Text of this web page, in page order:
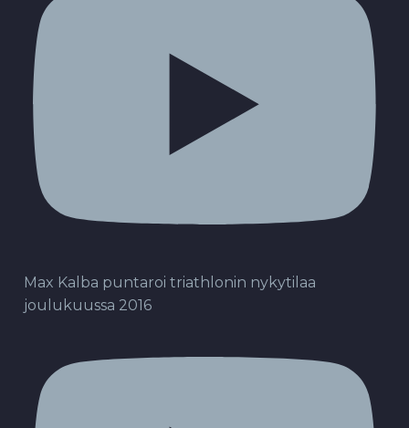
Max Kalba puntaroi triathlonin nykytilaa
joulukuussa 2016